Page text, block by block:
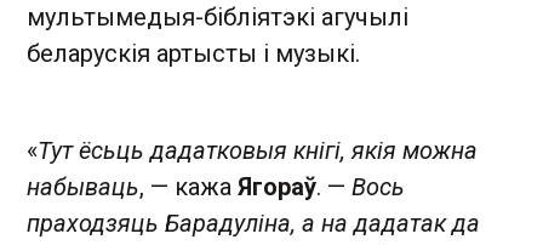
мультымедыя-бібліятэкі агучылі
беларускія артысты і музыкі.
«Тут ёсьць дадатковыя кнігі, якія можна
набываць, — кажа Ягораў. — Вось
праходзяць Барадуліна, а на дадатак да